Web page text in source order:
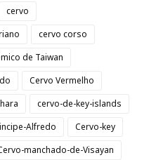
cervo
cervo corso
de Taiwan
Cervo Vermelho
cervo-de-key-islands
Alfredo
Cervo-key
manchado-de-Visayan